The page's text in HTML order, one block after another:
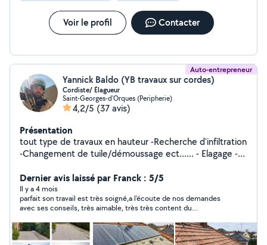
Voir le profil Contacter
Auto-entrepreneur
Yannick Baldo (YB travaux sur cordes)
Cordiste/ Élagueur
Saint-Georges-d'Orques (Peripherie)
4,2/5 (37 avis)
Présentation
tout type de travaux en hauteur -Recherche d'infiltration
-Changement de tuile/démoussage ect...... - Elagage -
Dernier avis laissé par Franck : 5/5
Il y a 4 mois
parfait son travail est très soigné,a l'écoute de nos demandes
avec ses conseils, très aimable, très très content du
vous